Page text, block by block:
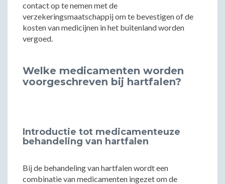
contact op te nemen met de
verzekeringsmaatschappij om te bevestigen of de
kosten van medicijnen in het buitenland worden
vergoed.
Welke medicamenten worden
voorgeschreven bij hartfalen?
Introductie tot medicamenteuze
behandeling van hartfalen
Bij de behandeling van hartfalen wordt een
combinatie van medicamenten ingezet om de